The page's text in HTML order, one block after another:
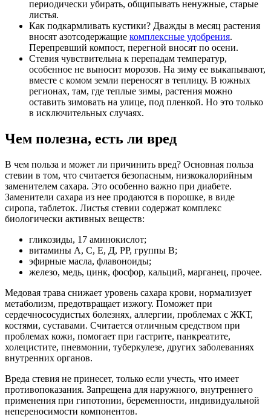
периодически убирать, общипывать ненужные, старые
листья.
Как подкармливать кустики? Дважды в месяц растения
вносят азотсодержащие комплексные удобрения.
Перепревший компост, перегной вносят по осени.
Стевия чувствительна к перепадам температур,
особенное не выносит морозов. На зиму ее выкапывают,
вместе с комом земли переносят в теплицу. В южных
регионах, там, где теплые зимы, растения можно
оставить зимовать на улице, под пленкой. Но это только
в исключительных случаях.
Чем полезна, есть ли вред
В чем польза и может ли причинить вред? Основная польза
стевии в том, что считается безопасным, низкокалорийным
заменителем сахара. Это особенно важно при диабете.
Заменители сахара из нее продаются в порошке, в виде
сиропа, таблеток. Листья стевии содержат комплекс
биологически активных веществ:
гликозиды, 17 аминокислот;
витамины А, С, Е, Д, РР, группы В;
эфирные масла, флавоноиды;
железо, медь, цинк, фосфор, кальций, марганец, прочее.
Медовая трава снижает уровень сахара крови, нормализует
метаболизм, предотвращает изжогу. Поможет при
сердечнососудистых болезнях, аллергии, проблемах с ЖКТ,
костями, суставами. Считается отличным средством при
проблемах кожи, помогает при гастрите, панкреатите,
холецистите, пневмонии, туберкулезе, других заболеваниях
внутренних органов.
Вреда стевия не принесет, только если учесть, что имеет
противопоказания. Запрещена для наружного, внутреннего
применения при гипотонии, беременности, индивидуальной
непереносимости компонентов.